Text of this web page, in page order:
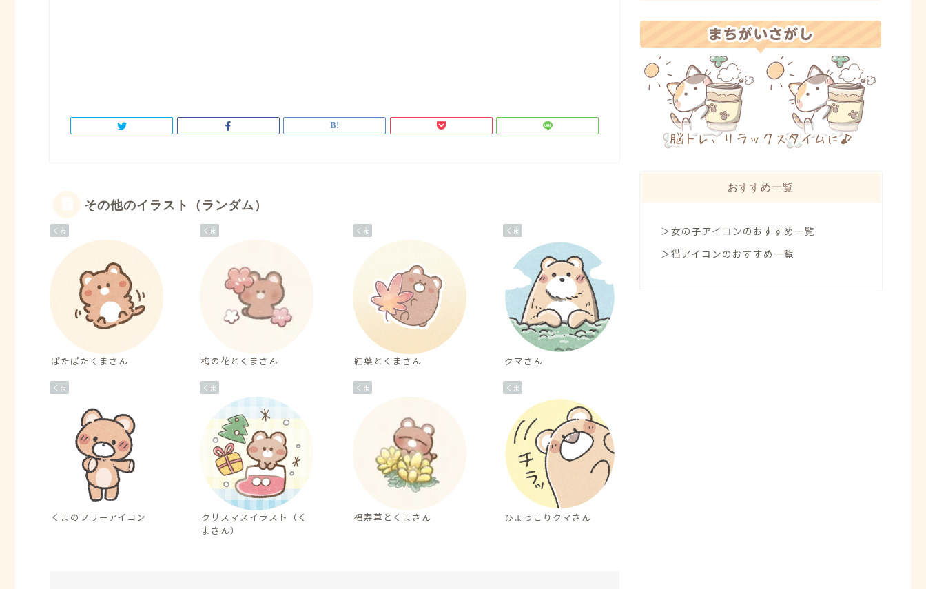
その他のイラスト（ランダム）
くま
ぱたぱたくまさん
くま
梅の花とくまさん
くま
紅葉とくまさん
くま
クマさん
くま
くまのフリーアイコン
くま
クリスマスイラスト（く
まさん）
くま
福寿草とくまさん
くま
ひょっこりクマさん
おすすめ一覧
＞女の子アイコンのおすすめ一覧
＞猫アイコンのおすすめ一覧